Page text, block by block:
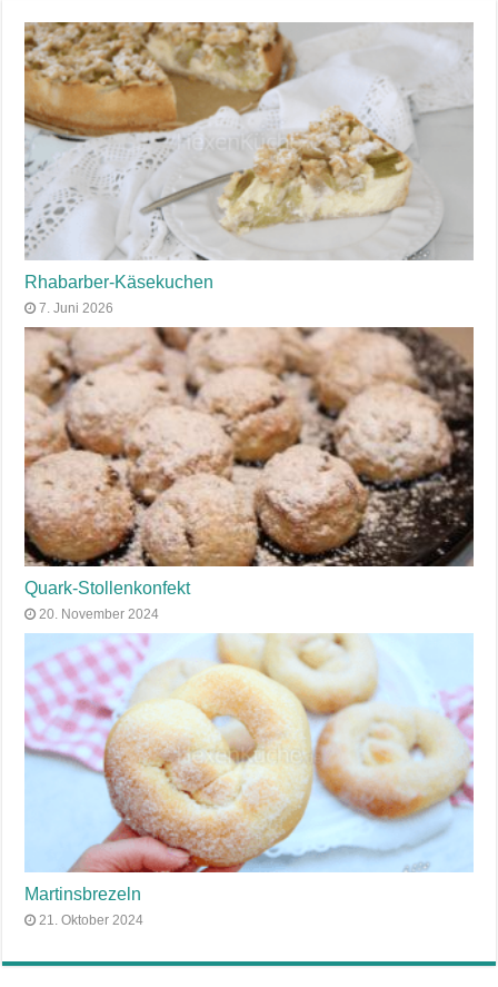
Rhabarber-Käsekuchen
7. Juni 2026
Quark-Stollenkonfekt
20. November 2024
Martinsbrezeln
21. Oktober 2024